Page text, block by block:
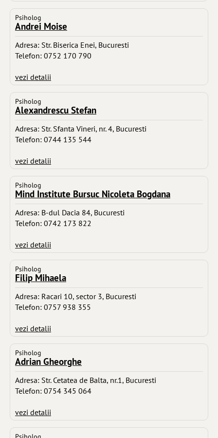
Psiholog
Andrei Moise
Adresa: Str. Biserica Enei, Bucuresti
Telefon: 0752 170 790
vezi detalii
Psiholog
Alexandrescu Stefan
Adresa: Str. Sfanta Vineri, nr. 4, Bucuresti
Telefon: 0744 135 544
vezi detalii
Psiholog
Mind Institute Bursuc Nicoleta Bogdana
Adresa: B-dul Dacia 84, Bucuresti
Telefon: 0742 173 822
vezi detalii
Psiholog
Filip Mihaela
Adresa: Racari 10, sector 3, Bucuresti
Telefon: 0757 938 355
vezi detalii
Psiholog
Adrian Gheorghe
Adresa: Str. Cetatea de Balta, nr.1, Bucuresti
Telefon: 0754 345 064
vezi detalii